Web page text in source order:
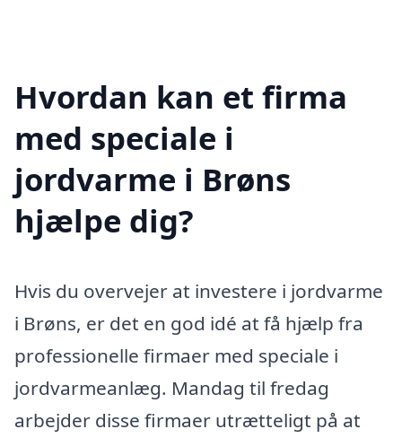
Hvordan kan et firma
med speciale i
jordvarme i Brøns
hjælpe dig?
Hvis du overvejer at investere i jordvarme
i Brøns, er det en god idé at få hjælp fra
professionelle firmaer med speciale i
jordvarmeanlæg. Mandag til fredag
arbejder disse firmaer utrætteligt på at